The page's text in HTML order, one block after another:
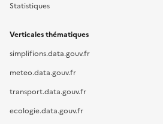
Statistiques
Verticales thématiques
simplifions.data.gouv.fr
meteo.data.gouv.fr
transport.data.gouv.fr
ecologie.data.gouv.fr